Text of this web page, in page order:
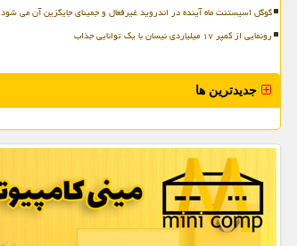
گوگل اسیستنت ماه آینده در اندروید غیرفعال و جمینای جایگزین آن می شود
رونمایی از کمپر ۱۷ میلیاردی نیسان با یک توانایی جذاب
جدیدترین ها